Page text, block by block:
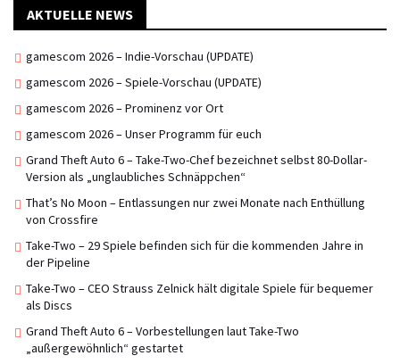
AKTUELLE NEWS
gamescom 2026 – Indie-Vorschau (UPDATE)
gamescom 2026 – Spiele-Vorschau (UPDATE)
gamescom 2026 – Prominenz vor Ort
gamescom 2026 – Unser Programm für euch
Grand Theft Auto 6 – Take-Two-Chef bezeichnet selbst 80-Dollar-
Version als „unglaubliches Schnäppchen“
That’s No Moon – Entlassungen nur zwei Monate nach Enthüllung
von Crossfire
Take-Two – 29 Spiele befinden sich für die kommenden Jahre in
der Pipeline
Take-Two – CEO Strauss Zelnick hält digitale Spiele für bequemer
als Discs
Grand Theft Auto 6 – Vorbestellungen laut Take-Two
„außergewöhnlich“ gestartet